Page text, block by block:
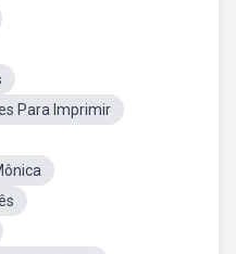
Para Imprimir